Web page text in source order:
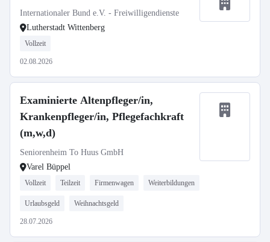
Internationaler Bund e.V. - Freiwilligendienste
Lutherstadt Wittenberg
Vollzeit
02.08.2026
Examinierte Altenpfleger/in,
Krankenpfleger/in, Pflegefachkraft
(m,w,d)
Seniorenheim To Huus GmbH
Varel Büppel
Vollzeit Teilzeit Firmenwagen Weiterbildungen
Urlaubsgeld Weihnachtsgeld
28.07.2026